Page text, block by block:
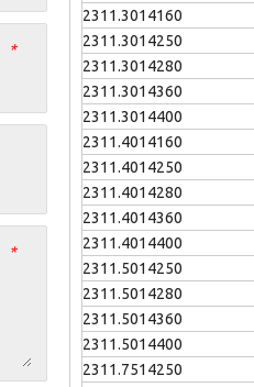
*
*
2311.3014160
2311.3014250
2311.3014280
2311.3014360
2311.3014400
2311.4014160
2311.4014250
2311.4014280
2311.4014360
2311.4014400
2311.5014250
2311.5014280
2311.5014360
2311.5014400
2311.7514250